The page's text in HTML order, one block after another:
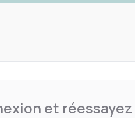
et réessayez